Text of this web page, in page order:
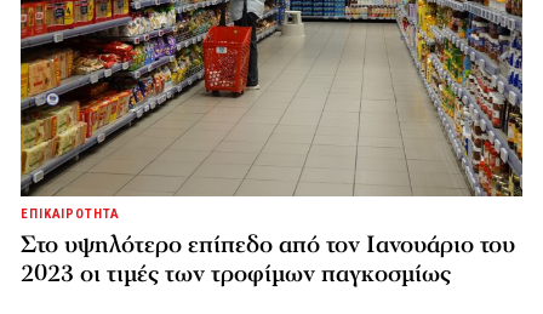
ΕΠΙΚΑΙΡΟΤΗΤΑ
Στο υψηλότερο επίπεδο από τον Ιανουάριο του
2023 οι τιμές των τροφίμων παγκοσμίως